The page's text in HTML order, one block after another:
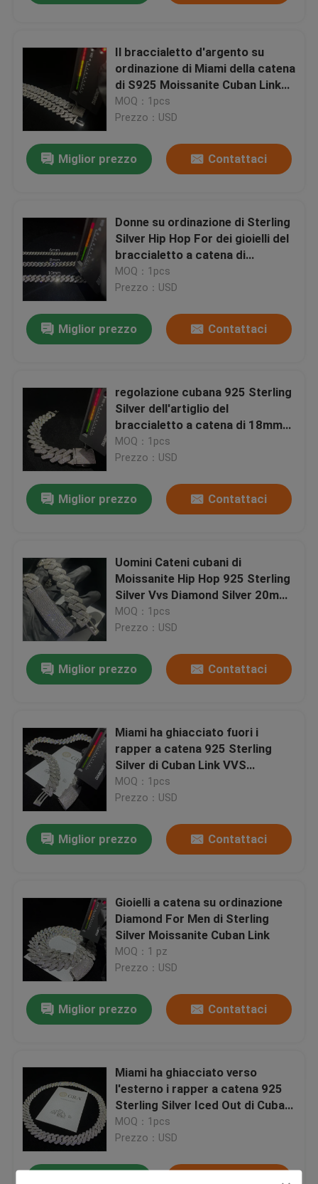
Casa
Prodotti
Giro della fabbrica
Controllo di qualità
Contattici
Casi
Richieda una citazione
Il braccialetto d'argento su
ordinazione di Miami della catena
di S925 Moissanite Cuban Link
ha ghiacciato verso l'esterno
gioielli
MOQ：1pcs
Prezzo：USD
Miglior prezzo Contattaci
Donne su ordinazione di Sterling
Silver Hip Hop For dei gioielli del
braccialetto a catena di
Moissanite Cuban Link
MOQ：1pcs
Prezzo：USD
Miglior prezzo Contattaci
regolazione cubana 925 Sterling
Silver dell'artiglio del
braccialetto a catena di 18mm
Vvs Moissanite Hip Hop
MOQ：1pcs
Prezzo：USD
Miglior prezzo Contattaci
Uomini Cateni cubani di
Moissanite Hip Hop 925 Sterling
Silver Vvs Diamond Silver 20mm
dei gioielli
MOQ：1pcs
Prezzo：USD
Miglior prezzo Contattaci
Miami ha ghiacciato fuori i
rapper a catena 925 Sterling
Silver di Cuban Link VVS
Moissanite degli uomini
MOQ：1pcs
Prezzo：USD
Miglior prezzo Contattaci
Gioielli a catena su ordinazione
Diamond For Men di Sterling
Silver Moissanite Cuban Link
MOQ：1 pz
Prezzo：USD
Miglior prezzo Contattaci
Miami ha ghiacciato verso
l'esterno i rapper a catena 925
Sterling Silver Iced Out di Cuban
Link degli uomini di Moissanite
MOQ：1pcs
Prezzo：USD